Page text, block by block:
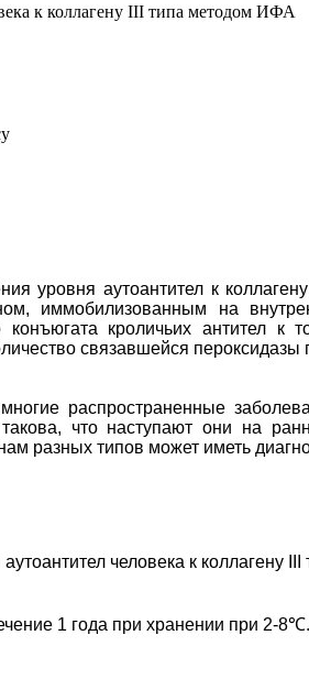
к коллагену III типа методом ИФА
уровня аутоантител к
иммобилизованным на
кроличьих антител к
связавшейся пероксидазы
распространенные
что наступают они на
разных типов может иметь
человека к коллагену
1 года при хранении при 2-8℃.